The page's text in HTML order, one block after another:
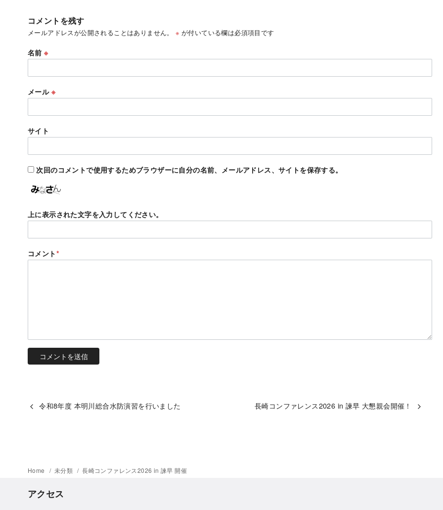
コメントを残す
メールアドレスが公開されることはありません。 ※ が付いている欄は必須項目です
名前※
メール ※
サイト
次回のコメントで使用するためブラウザーに自分の名前、メールアドレス、サイトを保存する。
上に表示された文字を入力してください。
コメント*
令和8年度 本明川総合水防演習を行いました 長崎コンファレンス2026 in 諫早 大懇親会開催！
Home 未分類 長崎コンファレンス2026 in 諫早 開催
アクセス